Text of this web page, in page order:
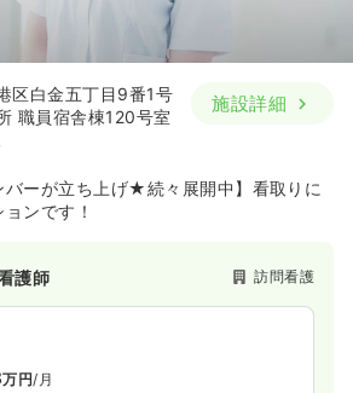
区白金五丁目9番1号
職員宿舎棟120号室
施設詳細
バーが立ち上げ★続々展開中】看取りに
ンです！
護師 訪問看護
万円/月